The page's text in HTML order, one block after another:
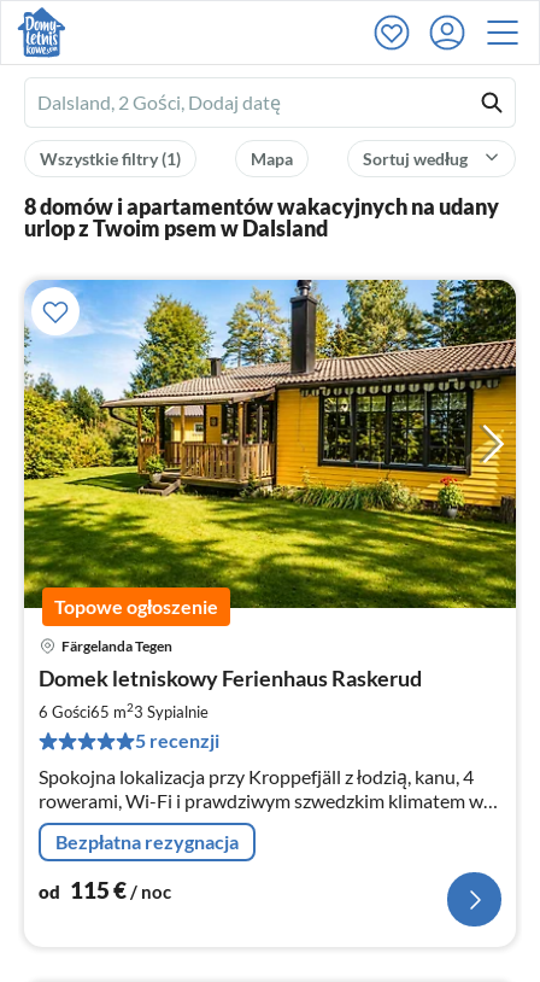
Ferienhausmiete
logo
Sortuj według
Mapa
Wszystkie filtry(1)
8 domów i apartamentów wakacyjnych na udany
urlop z Twoim psem w Dalsland
Topowe ogłoszenie
Färgelanda Tegen
Domek letniskowy Ferienhaus Raskerud
6 Gości65 m23 Sypialnie
5 recenzji
Spokojna lokalizacja przy Kroppefjäll z łodzią, kanu, 4
rowerami, Wi-Fi i prawdziwym szwedzkim klimatem w
cenie.
Bezpłatna rezygnacja
od 115€/ noc